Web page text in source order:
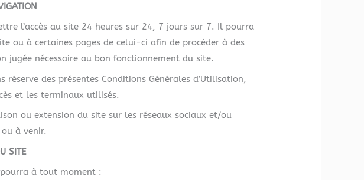
l’accès au site 24 heures sur 24, 7 jours sur 7. Il pourra
ou à certaines pages de celui-ci afin de procéder à des
jugée nécessaire au bon fonctionnement du site.
des présentes Conditions Générales d’Utilisation,
et les terminaux utilisés.
ou extension du site sur les réseaux sociaux et/ou
à venir.
SITE
à tout moment :